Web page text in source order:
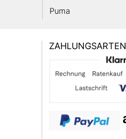
Puma
ZAHLUNGSARTEN